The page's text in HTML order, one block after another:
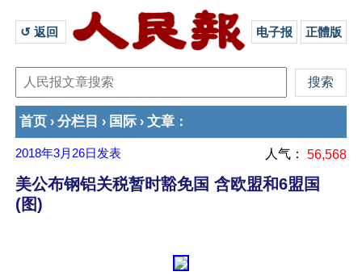
↺ 返回 电子报 正體版
首页 › 分栏目 › 国际 › 文章 ：
2018年3月26日 发表 人气： 56,568
美公布钢铝关税暂时豁免国 含欧盟和6盟国
(图)